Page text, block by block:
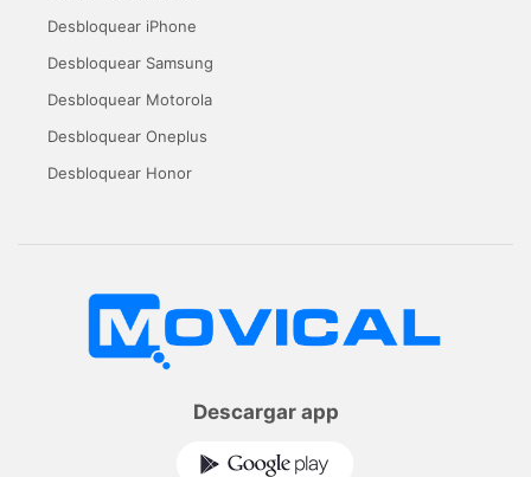
Desbloquear iPhone
Desbloquear Samsung
Desbloquear Motorola
Desbloquear Oneplus
Desbloquear Honor
Descargar app